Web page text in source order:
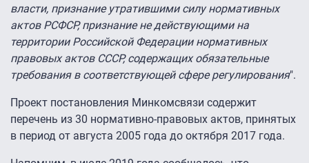
власти, признание утратившими силу нормативных
актов РСФСР, признание не действующими на
территории Российской Федерации нормативных
правовых актов СССР, содержащих обязательные
требования в соответствующей сфере регулирования".
Проект постановления Минкомсвязи содержит
перечень из 30 нормативно-правовых актов, принятых
в период от августа 2005 года до октября 2017 года.